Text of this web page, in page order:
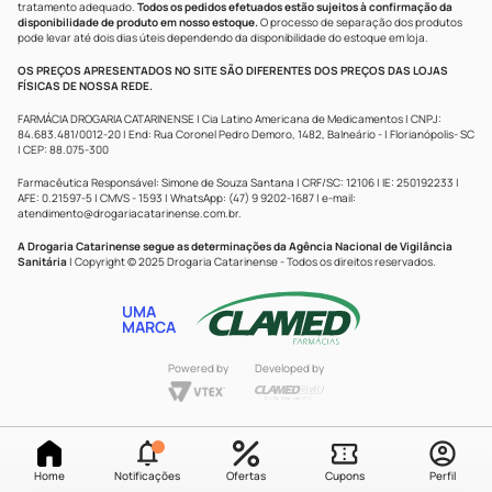
Home Notificações Ofertas Cupons Perfil
tratamento adequado. Todos os pedidos efetuados estão sujeitos à confirmação da
disponibilidade de produto em nosso estoque.O processo de separação dos produtos
pode levar até dois dias úteis dependendo da disponibilidade do estoque em loja.
OS PREÇOS APRESENTADOS NO SITE SÃO DIFERENTES DOS PREÇOS DAS LOJAS
FÍSICAS DE NOSSA REDE.
FARMÁCIA DROGARIA CATARINENSE | Cia Latino Americana de Medicamentos | CNPJ:
84.683.481/0012-20 | End: Rua Coronel Pedro Demoro, 1482, Balneário - | Florianópolis- SC
| CEP: 88.075-300
Farmacêutica Responsável: Simone de Souza Santana | CRF/SC: 12106 | IE: 250192233 |
AFE: 0.21597-5 | CMVS - 1593 | WhatsApp: (47) 9 9202-1687 | e-mail:
atendimento@drogariacatarinense.com.br.
A Drogaria Catarinense segue as determinações da Agência Nacional de Vigilância
Sanitária | Copyright © 2025 Drogaria Catarinense - Todos os direitos reservados.
UMA
MARCA
Powered by Developed by